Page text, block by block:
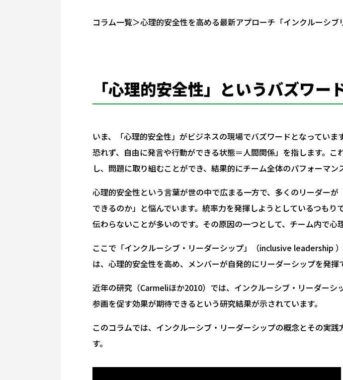
コラム一覧＞心理的安全性を高める最新アプローチ「インクルーシブ
「心理的安全性」というバズワー
いま、「心理的安全性」がビジネスの現場でバズワードとなってい
恐れず、自由に発言や行動ができる状態＝人間関係」を指します。
し、問題に取り組むことができ、結果的にチーム全体のパフォーマン
心理的安全性という言葉が世の中で広まる一方で、多くのリーダー
できるのか」と悩んでいます。統率力を発揮しようとしているつも
伝わらないことが多いのです。その原因の一つとして、チーム内で心
ここで「インクルーシブ・リーダーシップ」（inclusive leadership
は、心理的安全性を高め、メンバーが自発的にリーダーシップを発揮
近年の研究（Carmeliほか2010）では、インクルーシブ・リーダー
参画を促す効果が期待できるという研究結果が示されています。
このコラムでは、インクルーシブ・リーダーシップの概念とその実
す。